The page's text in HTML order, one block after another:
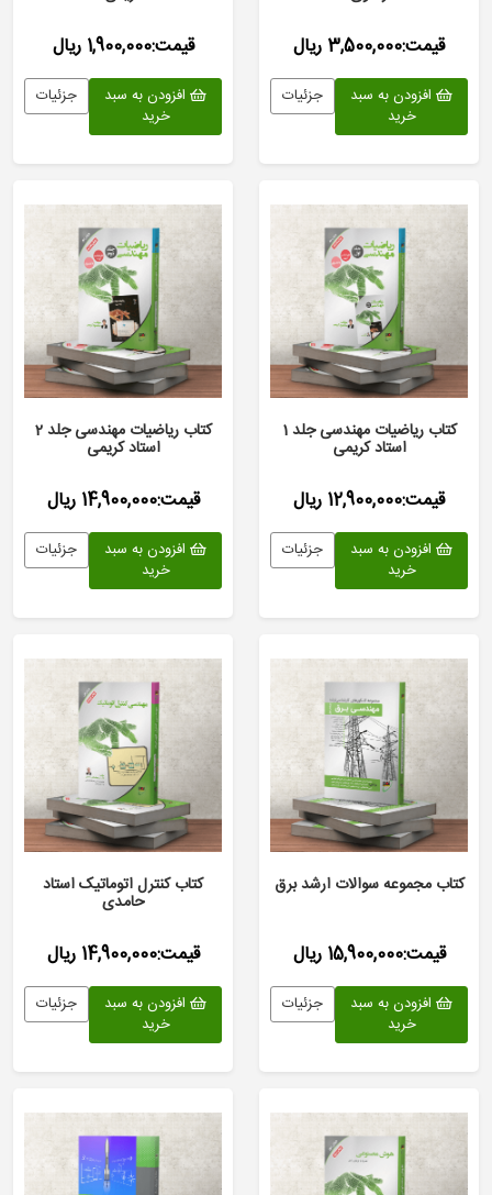
قیمت:3,500,000 ریال
افزودن به سبد
خرید
جزئیات
قیمت:1,900,000 ریال
افزودن به سبد
خرید
جزئیات
کتاب ریاضیات مهندسی جلد 1
استاد کریمی
قیمت:12,900,000 ریال
افزودن به سبد
خرید
جزئیات
کتاب ریاضیات مهندسی جلد 2
استاد کریمی
قیمت:14,900,000 ریال
افزودن به سبد
خرید
جزئیات
کتاب مجموعه سوالات ارشد برق
قیمت:15,900,000 ریال
افزودن به سبد
خرید
جزئیات
کتاب کنترل اتوماتیک استاد
حامدی
قیمت:14,900,000 ریال
افزودن به سبد
خرید
جزئیات